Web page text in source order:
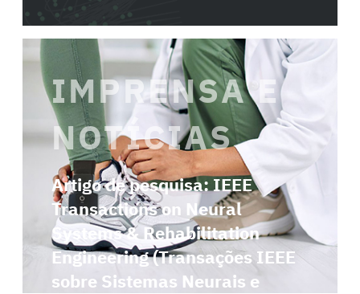
IMPRENSA E
NOTÍCIAS
Artigo de pesquisa: IEEE
Transactions on Neural
Systems & Rehabilitation
Engineering (Transações IEEE
sobre Sistemas Neurais e